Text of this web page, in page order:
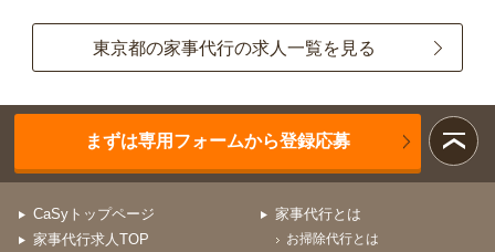
東京都の家事代行の求人一覧を見る
まずは専用フォームから登録応募
CaSyトップページ
家事代行求人TOP
家事代行とは
お掃除代行とは